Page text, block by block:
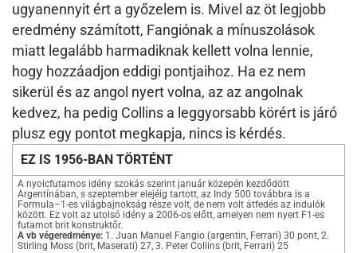
ugyanennyit ért a győzelem is. Mivel az öt legjobb
eredmény számított, Fangiónak a mínuszolások
miatt legalább harmadiknak kellett volna lennie,
hogy hozzáadjon eddigi pontjaihoz. Ha ez nem
sikerül és az angol nyert volna, az az angolnak
kedvez, ha pedig Collins a leggyorsabb körért is járó
plusz egy pontot megkapja, nincs is kérdés.
A nyolcfutamos idény szokás szerint január közepén kezdődött
Argentínában, s szeptember elejéig tartott, az Indy 500 továbbra is a
Formula–1-es világbajnokság része volt, de nem volt átfedés az indulók
között. Ez volt az utolsó idény a 2006-os előtt, amelyen nem nyert F1-es
futamot brit konstruktőr.
A vb végeredménye: 1. Juan Manuel Fangio (argentin, Ferrari) 30 pont, 2.
Stirling Moss (brit, Maserati) 27, 3. Peter Collins (brit, Ferrari) 25
EZ IS 1956-BAN TÖRTÉNT